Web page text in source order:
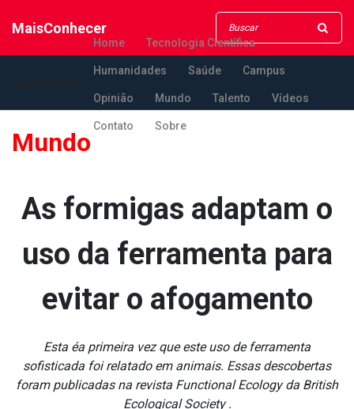
MaisConhecer
Home Tecnologia Científica
Humanidades Saúde Campus
Opinião Mundo Talento Vídeos
Contato Sobre
Mundo
As formigas adaptam o
uso da ferramenta para
evitar o afogamento
Esta éa primeira vez que este uso de ferramenta
sofisticada foi relatado em animais. Essas descobertas
foram publicadas na revista Functional Ecology da British
Ecological Society .